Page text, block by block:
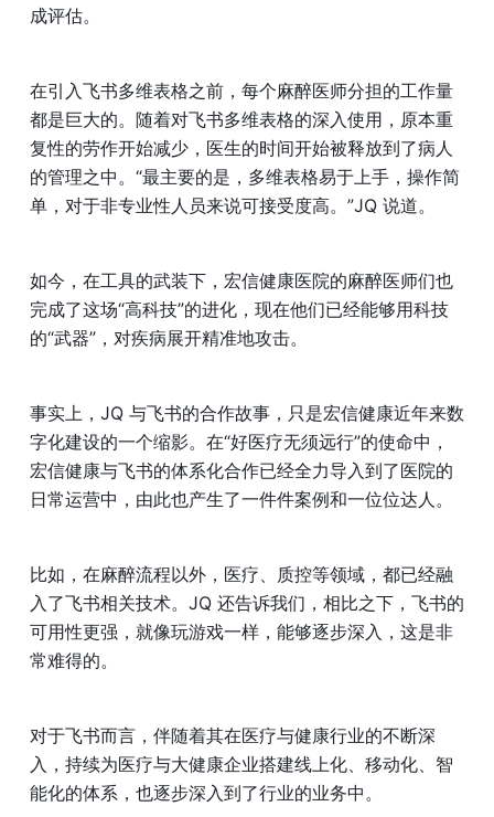
成评估。
在引入飞书多维表格之前，每个麻醉医师分担的工作量
都是巨大的。随着对飞书多维表格的深入使用，原本重
复性的劳作开始减少，医生的时间开始被释放到了病人
的管理之中。“最主要的是，多维表格易于上手，操作简
单，对于非专业性人员来说可接受度高。”JQ 说道。
如今，在工具的武装下，宏信健康医院的麻醉医师们也
完成了这场“高科技”的进化，现在他们已经能够用科技
的“武器”，对疾病展开精准地攻击。
事实上，JQ 与飞书的合作故事，只是宏信健康近年来数
字化建设的一个缩影。在“好医疗无须远行”的使命中，
宏信健康与飞书的体系化合作已经全力导入到了医院的
日常运营中，由此也产生了一件件案例和一位位达人。
比如，在麻醉流程以外，医疗、质控等领域，都已经融
入了飞书相关技术。JQ 还告诉我们，相比之下，飞书的
可用性更强，就像玩游戏一样，能够逐步深入，这是非
常难得的。
对于飞书而言，伴随着其在医疗与健康行业的不断深
入，持续为医疗与大健康企业搭建线上化、移动化、智
能化的体系，也逐步深入到了行业的业务中。